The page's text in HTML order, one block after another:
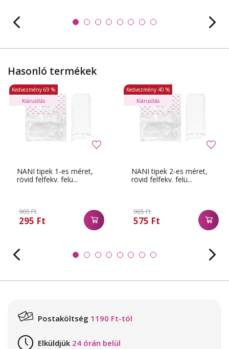
Hasonló termékek
NANI tipek 1-es méret,
rövid felfekv. felü...
965 Ft
295 Ft
Kedvezmény 69 %
Kiárusítás
NANI tipek 2-es méret,
rövid felfekv. felü...
965 Ft
575 Ft
Kedvezmény 40 %
Kiárusítás
Postaköltség 1190 Ft-tól
Elküldjük 24 órán belül